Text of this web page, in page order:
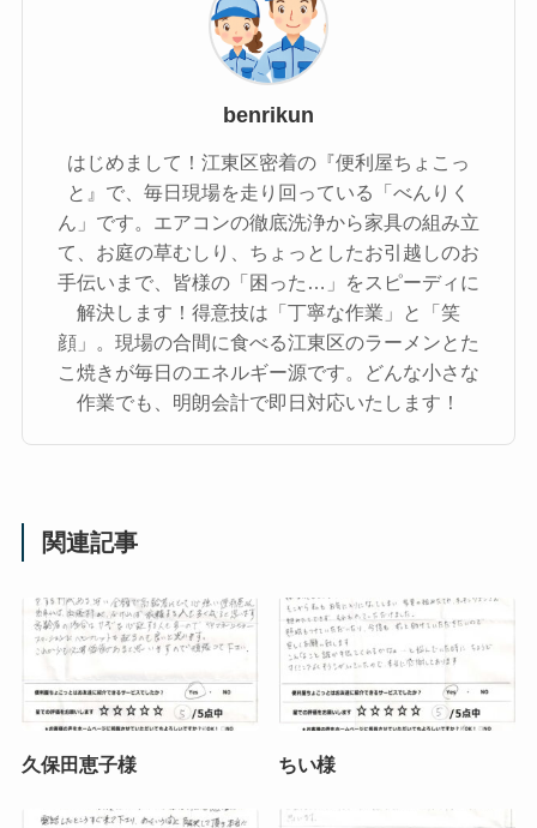
benrikun
はじめまして！江東区密着の『便利屋ちょこっ
と』で、毎日現場を走り回っている「べんりく
ん」です。エアコンの徹底洗浄から家具の組み立
て、お庭の草むしり、ちょっとしたお引越しのお
手伝いまで、皆様の「困った…」をスピーディに
解決します！得意技は「丁寧な作業」と「笑
顔」。現場の合間に食べる江東区のラーメンとた
こ焼きが毎日のエネルギー源です。どんな小さな
作業でも、明朗会計で即日対応いたします！
関連記事
久保田恵子様 ちい様